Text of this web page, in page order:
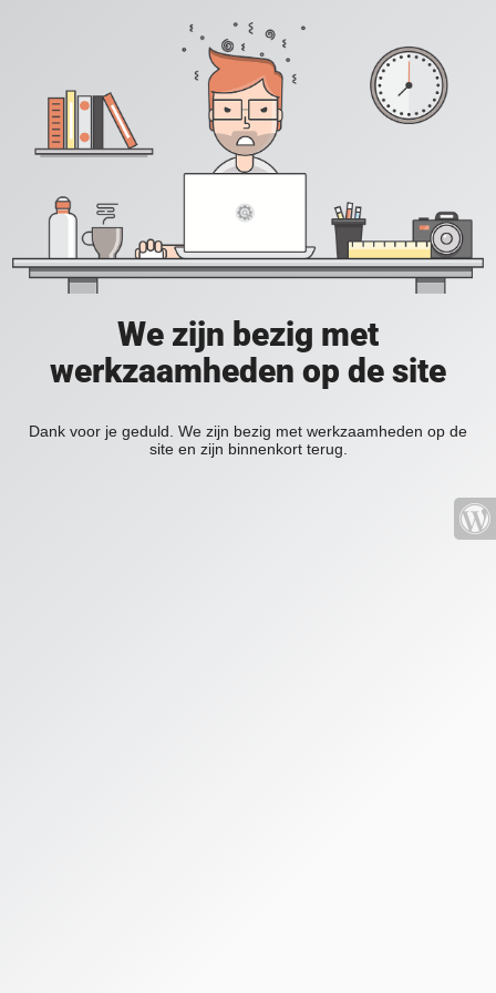
We zijn bezig met
werkzaamheden op de site
Dank voor je geduld. We zijn bezig met werkzaamheden op de
site en zijn binnenkort terug.